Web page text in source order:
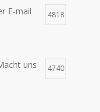
E-mail 4818
uns
4740